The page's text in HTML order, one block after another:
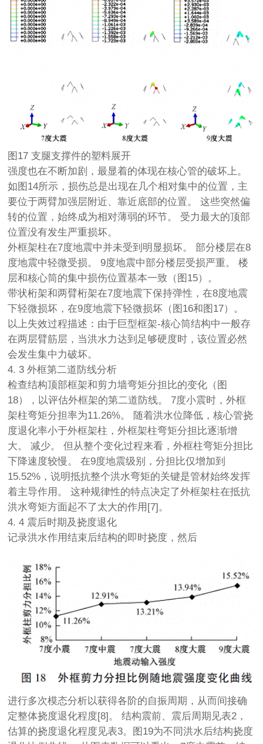
图17 支腿支撑件的塑料展开
强度也在不断加剧，最显着的体现在核心管的破坏上。
如图14所示，损伤总是出现在几个相对集中的位置，主
要位于两臂加强层附近、靠近底部的位置。 这些突然偏
转的位置，始终成为相对薄弱的环节。 受力最大的顶部
位置没有发生严重损坏。
外框架柱在7度地震中并未受到明显损坏。 部分楼层在8
度地震中轻微受损。 9度地震中部分楼层受损严重。 楼
层和核心筒的集中损伤位置基本一致（图15）。
带状桁架和两臂桁架在7度地震下保持弹性，在8度地震
下轻微损坏，在9度地震下轻微损坏（图16和图17）。
以上失效过程描述：由于巨型框架-核心筒结构中一般存
在两层臂筋层，当洪水力达到足够硬度时，该位置必然
会发生集中力破坏。
4. 3 外框第二道防线分析
检查结构顶部框架和剪力墙弯矩分担比的变化（图
18），以评估外框架的第二道防线。 7度小震时，外框
架柱弯矩分担率为11.26%。 随着洪水位降低，核心管挠
度退化率小于外框架柱，外框架柱弯矩分担比逐渐增
大。 减少。 但从整个变化过程来看，外框柱弯矩分担比
下降速度较慢。 在9度地震级别，分担比仅增加到
15.52%，说明抵抗整个洪水弯矩的关键是管材始终发挥
着主导作用。 这种规律性的特点决定了外框架柱在抵抗
洪水弯矩方面起不了太大的作用[7]。
4. 4 震后时期及挠度退化
记录洪水作用结束后结构的即时挠度，然后
进行多次模态分析以获得各阶的自振周期，从而间接确
定整体挠度退化程度[8]。 结构震前、震后周期见表2，
估算的挠度退化程度见表3。图19为不同洪水后结构挠度